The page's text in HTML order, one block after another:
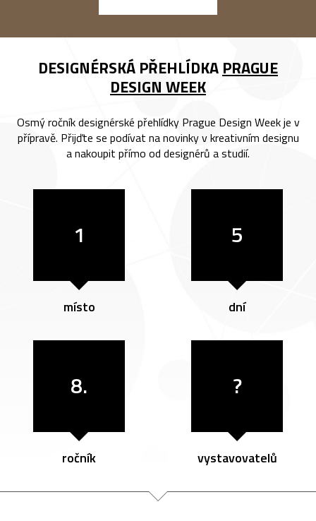
DESIGNÉRSKÁ PŘEHLÍDKA PRAGUE
DESIGN WEEK
Osmý ročník designérské přehlídky Prague Design Week je v
přípravě. Přijďte se podívat na novinky v kreativním designu
a nakoupit přímo od designérů a studií.
1
místo
5
dní
8.
ročník
?
vystavovatelů